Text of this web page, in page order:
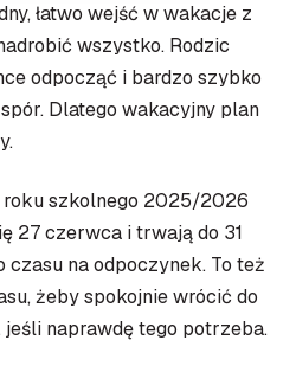
łatwo wejść w wakacje z
wszystko. Rodzic
odpocząć i bardzo szybko
Dlatego wakacyjny plan
roku szkolnego 2025/2026
27 czerwca i trwają do 31
czasu na odpoczynek. To też
żeby spokojnie wrócić do
naprawdę tego potrzeba.